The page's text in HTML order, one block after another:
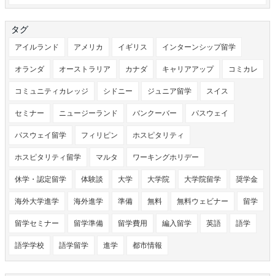
タグ
アイルランド アメリカ イギリス インターンシップ留学
オランダ オーストラリア カナダ キャリアアップ コミカレ
コミュニティカレッジ シドニー ジュニア留学 スイス
セミナー ニュージーランド バンクーバー パスウェイ
パスウェイ留学 フィリピン ホスピタリティ
ホスピタリティ留学 マルタ ワーキングホリデー
休学・認定留学 体験談 大学 大学院 大学院留学 奨学金
海外大学進学 海外進学 準備 無料 無料ウェビナー 留学
留学セミナー 留学準備 留学費用 編入留学 英語 語学
語学学校 語学留学 進学 都市情報